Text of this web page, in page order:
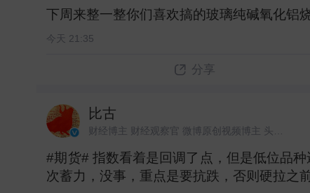
下周来整一整你们喜欢搞的玻璃纯碱氧化铝
今天 21:35
分享
比古
#期货# 指数看着是回调了点，但是低位品
次蓄力，没事，重点是要抗跌，否则硬拉之